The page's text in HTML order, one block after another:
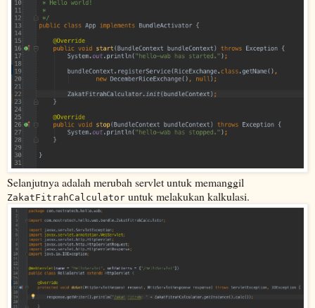
Selanjutnya adalah merubah servlet untuk memanggil
ZakatFitrahCalculator untuk melakukan kalkulasi.